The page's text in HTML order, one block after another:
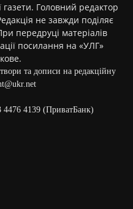
газети. Головний редактор
не завжди поділяє
передруці матеріалів
посилання на «УЛГ»
та дописи на редакційну
4139 (ПриватБанк)